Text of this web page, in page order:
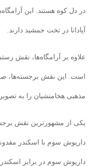
در دل کوه هستند. این
آپادانا در تخت جمشید دارند.
علاوه بر آرامگاه‌ها، نقش
است. این نقش برجسته‌ها،
مذهبی هخامنشیان را به
یکی از مشهورترین نقش
داریوش سوم با اسکندر
داریوش سوم در برابر